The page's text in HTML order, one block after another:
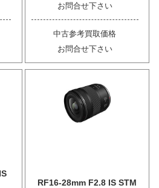
お問合せ下さい
中古参考買取価格
お問合せ下さい
RF16-28mm F2.8 IS STM